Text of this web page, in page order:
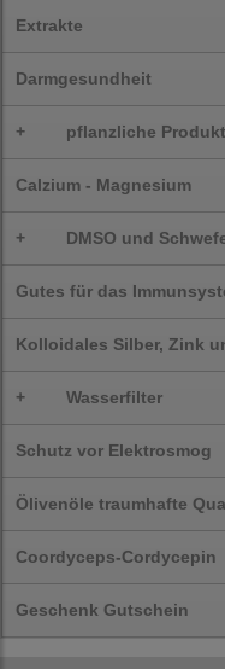
Extrakte
Darmgesundheit
+ pflanzliche
Calzium - Magnesium
+ DMSO und
Gutes für das
Kolloidales Silber, Zink
+ Wasserfilter
Schutz vor Elektrosmog
Ölivenöle traumhafte
Coordyceps-Cordycepin
Geschenk Gutschein